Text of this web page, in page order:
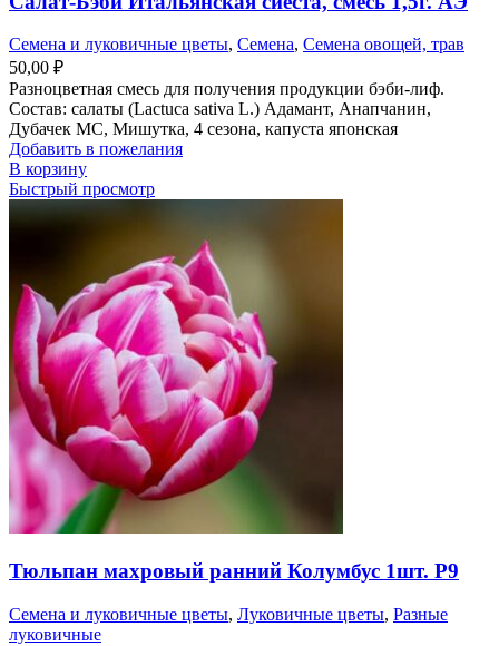
Семена и луковичные цветы, Семена, Семена овощей, трав
50,00 ₽
Разноцветная смесь для получения продукции бэби-лиф.
Состав: салаты (Lactuca sativa L.) Адамант, Анапчанин,
Дубачек МС, Мишутка, 4 сезона, капуста японская
Добавить в пожелания
В корзину
Быстрый просмотр
Тюльпан махровый ранний Колумбус 1шт. Р9
Семена и луковичные цветы, Луковичные цветы, Разные
луковичные